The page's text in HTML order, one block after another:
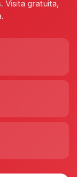
Visita gratuita,